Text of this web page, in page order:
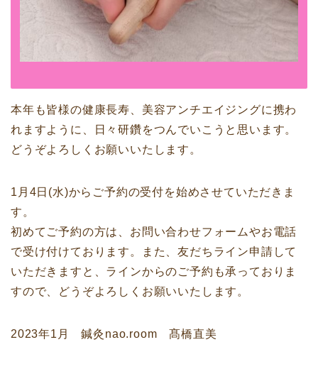
本年も皆様の健康長寿、美容アンチエイジングに携わ
れますように、日々研鑽をつんでいこうと思います。
どうぞよろしくお願いいたします。
1月4日(水)からご予約の受付を始めさせていただきま
す。
初めてご予約の方は、お問い合わせフォームやお電話
で受け付けております。また、友だちライン申請して
いただきますと、ラインからのご予約も承っておりま
すので、どうぞよろしくお願いいたします。
2023年1月 鍼灸nao.room 髙橋直美